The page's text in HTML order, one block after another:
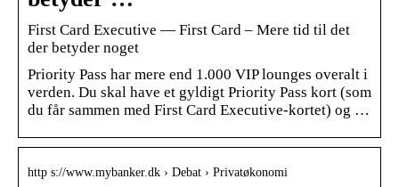
First Card Executive — First Card – Mere tid til det
der betyder noget
Priority Pass har mere end 1.000 VIP lounges overalt i
verden. Du skal have et gyldigt Priority Pass kort (som
du får sammen med First Card Executive-kortet) og …
http s://www.mybanker.dk › Debat › Privatøkonomi